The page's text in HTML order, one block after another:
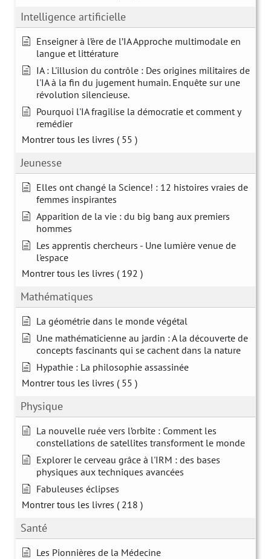
Intelligence artificielle
Enseigner à l’ère de l’IA Approche multimodale en
langue et littérature
IA : L'illusion du contrôle : Des origines militaires de
l'IA à la fin du jugement humain. Enquête sur une
révolution silencieuse.
Pourquoi l'IA fragilise la démocratie et comment y
remédier
Montrer tous les livres ( 55 )
Jeunesse
Elles ont changé la Science! : 12 histoires vraies de
femmes inspirantes
Apparition de la vie : du big bang aux premiers
hommes
Les apprentis chercheurs - Une lumière venue de
l'espace
Montrer tous les livres ( 192 )
Mathématiques
La géométrie dans le monde végétal
Une mathématicienne au jardin : A la découverte de
concepts fascinants qui se cachent dans la nature
Hypathie : La philosophie assassinée
Montrer tous les livres ( 55 )
Physique
La nouvelle ruée vers l’orbite : Comment les
constellations de satellites transforment le monde
Explorer le cerveau grâce à l'IRM : des bases
physiques aux techniques avancées
Fabuleuses éclipses
Montrer tous les livres ( 218 )
Santé
Les Pionnières de la Médecine